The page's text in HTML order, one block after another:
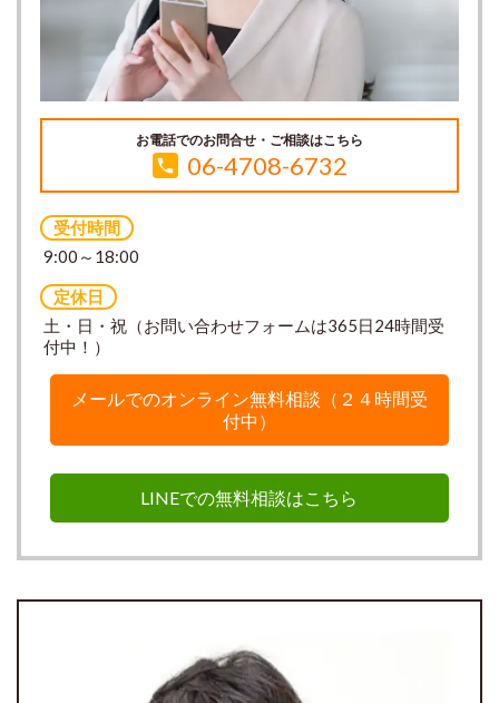
お電話でのお問合せ・ご相談はこちら
06-4708-6732
受付時間
9:00～18:00
定休日
土・日・祝（お問い合わせフォームは365日24時間受
付中！）
メールでのオンライン無料相談（２４時間受
付中）
LINEでの無料相談はこちら